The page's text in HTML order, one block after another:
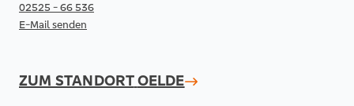
02525 - 66 536
E-Mail senden
ZUM STANDORTOELDE